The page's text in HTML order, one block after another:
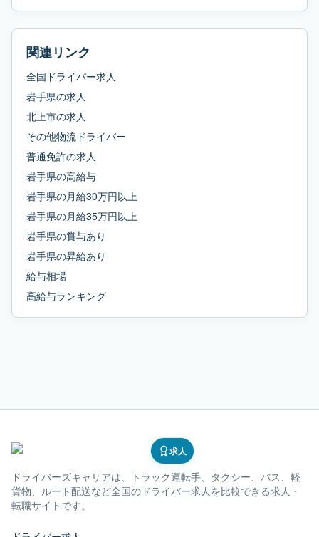
関連リンク
全国ドライバー求人
岩手県の求人
北上市の求人
その他物流ドライバー
普通免許の求人
岩手県の高給与
岩手県の月給30万円以上
岩手県の月給35万円以上
岩手県の賞与あり
岩手県の昇給あり
給与相場
高給与ランキング
求人
ドライバーズキャリアは、トラック運転手、タクシー、バス、軽
貨物、ルート配送など全国のドライバー求人を比較できる求人・
転職サイトです。